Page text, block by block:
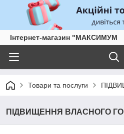
Інтернет-магазин "МАКСИМУМ
Товари та послуги
ПІДВИЩЕННЯ ВЛАСНОГО